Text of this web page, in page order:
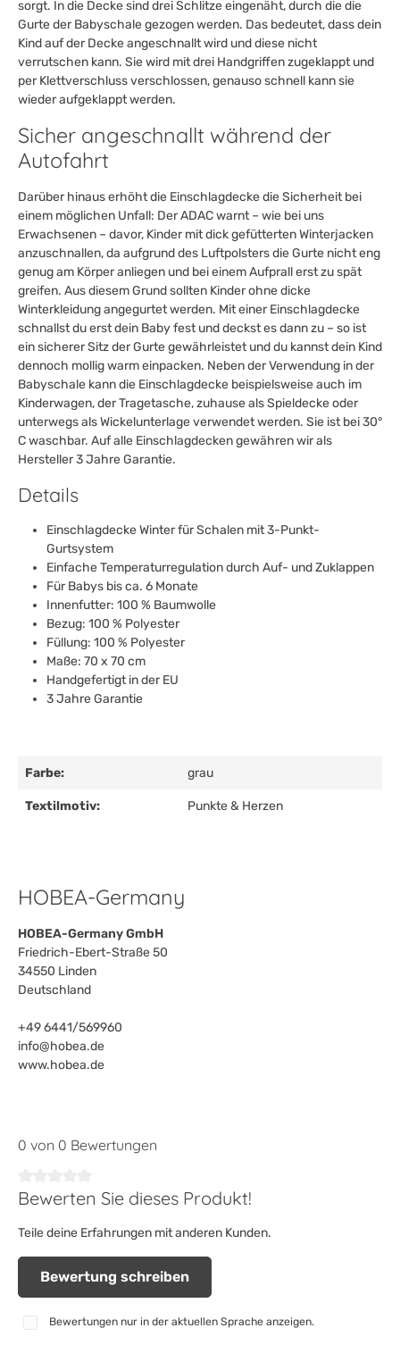
sorgt. In die Decke sind drei Schlitze eingenäht, durch die die
Gurte der Babyschale gezogen werden. Das bedeutet, dass dein
Kind auf der Decke angeschnallt wird und diese nicht
verrutschen kann. Sie wird mit drei Handgriffen zugeklappt und
per Klettverschluss verschlossen, genauso schnell kann sie
wieder aufgeklappt werden.
Sicher angeschnallt während der
Autofahrt
Darüber hinaus erhöht die Einschlagdecke die Sicherheit bei
einem möglichen Unfall: Der ADAC warnt – wie bei uns
Erwachsenen – davor, Kinder mit dick gefütterten Winterjacken
anzuschnallen, da aufgrund des Luftpolsters die Gurte nicht eng
genug am Körper anliegen und bei einem Aufprall erst zu spät
greifen. Aus diesem Grund sollten Kinder ohne dicke
Winterkleidung angegurtet werden. Mit einer Einschlagdecke
schnallst du erst dein Baby fest und deckst es dann zu – so ist
ein sicherer Sitz der Gurte gewährleistet und du kannst dein Kind
dennoch mollig warm einpacken. Neben der Verwendung in der
Babyschale kann die Einschlagdecke beispielsweise auch im
Kinderwagen, der Tragetasche, zuhause als Spieldecke oder
unterwegs als Wickelunterlage verwendet werden. Sie ist bei 30°
C waschbar. Auf alle Einschlagdecken gewähren wir als
Hersteller 3 JahreGarantie.
Details
Einschlagdecke Winter für Schalen mit 3-Punkt-
Gurtsystem
Einfache Temperaturregulation durch Auf- und Zuklappen
Für Babys bis ca. 6 Monate
Innenfutter: 100 % Baumwolle
Bezug: 100 % Polyester
Füllung: 100 % Polyester
Maße: 70 x 70 cm
Handgefertigt in der EU
3 JahreGarantie
Farbe: grau
Textilmotiv: Punkte & Herzen
HOBEA-Germany
HOBEA-Germany GmbH
Friedrich-Ebert-Straße 50
34550 Linden
Deutschland
+49 6441/569960
info@hobea.de
www.hobea.de
0 von 0 Bewertungen
Durchschnittliche Bewertung von 0 von 5 Sternen
Bewerten Sie dieses Produkt!
Teile deine Erfahrungen mit anderen Kunden.
Bewertung schreiben
Bewertungen nur in der aktuellen Sprache anzeigen.